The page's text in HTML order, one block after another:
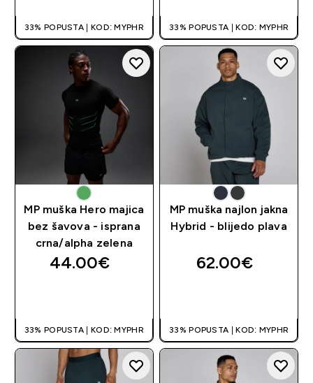
33% POPUSTA | KOD: MYPHR 33% POPUSTA | KOD: MYPHR
MP muška Hero majica
bez šavova - isprana
crna/alpha zelena
44.00€‎
33% POPUSTA | KOD: MYPHR
MP muška najlon jakna
Hybrid - blijedo plava
62.00€‎
33% POPUSTA | KOD: MYPHR